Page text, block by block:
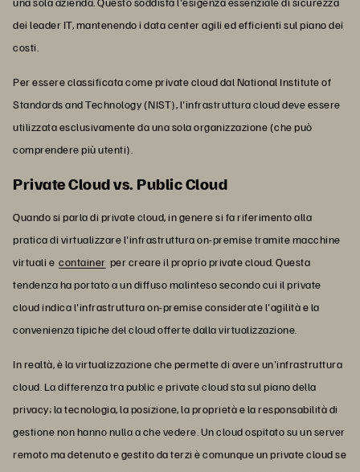
dei leader IT, mantenendo i data center agili ed efficienti sul piano dei
costi.
Per essere classificata come private cloud dal National Institute of
Standards and Technology (NIST), l'infrastruttura cloud deve essere
utilizzata esclusivamente da una sola organizzazione (che può
comprendere più utenti).
Private Cloud vs. Public Cloud
Quando si parla di private cloud, in genere si fa riferimento alla
pratica di virtualizzare l'infrastruttura on-premise tramite macchine
virtuali e container per creare il proprio private cloud. Questa
tendenza ha portato a un diffuso malinteso secondo cui il private
cloud indica l'infrastruttura on-premise considerate l'agilità e la
convenienza tipiche del cloud offerte dalla virtualizzazione.
In realtà, è la virtualizzazione che permette di avere un'infrastruttura
cloud. La differenza tra public e private cloud sta sul piano della
privacy; la tecnologia, la posizione, la proprietà e la responsabilità di
gestione non hanno nulla a che vedere. Un cloud ospitato su un server
remoto ma detenuto e gestito da terzi è comunque un private cloud se